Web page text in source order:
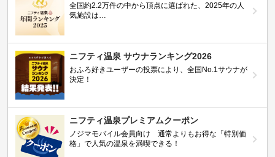
全国約2.2万件の中から頂点に選ばれた、2025年の人
気施設は…
ニフティ温泉 サウナランキング2026
おふろ好きユーザーの投票により、全国No.1サウナが
決定！
ニフティ温泉プレミアムクーポン
ノジマモバイル会員向け 通常よりもお得な「特別価
格」で人気の温泉を満喫できる！